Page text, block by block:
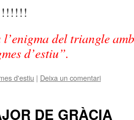
del triangle
d’estiu”.
d'estiu | Deixa un comentari
DE GRÀCIA